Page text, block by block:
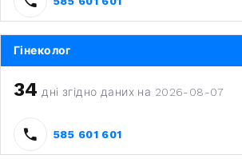
Гінеколог
34 дні згідно даних на 2026-08-07
585 601 601